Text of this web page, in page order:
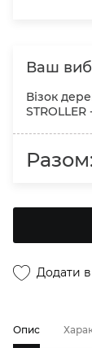
Ваш
Візок
STROLLER
Додати
Опис